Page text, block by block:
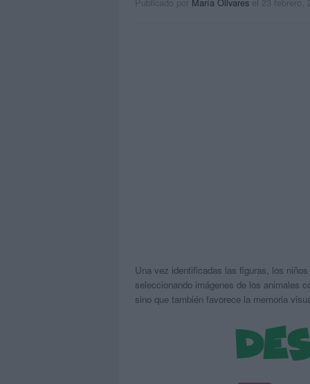
Una vez identificadas las figuras, los
seleccionando imágenes de los animales
sino que también favorece la memoria